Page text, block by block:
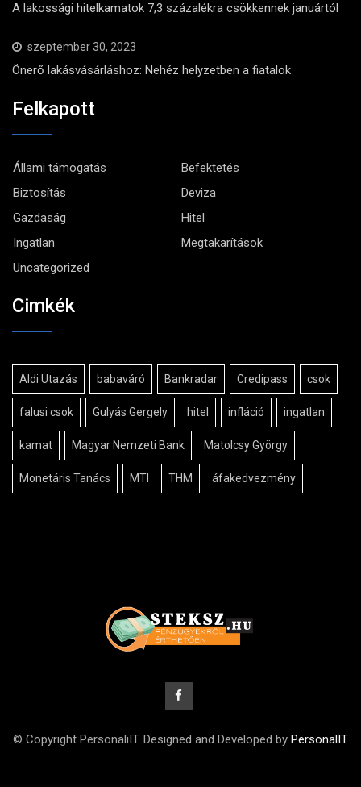
A lakossági hitelkamatok 7,3 százalékra csökkennek januártól
szeptember 30, 2023
Önerő lakásvásárláshoz: Nehéz helyzetben a fiatalok
Felkapott
Állami támogatás
Befektetés
Biztosítás
Deviza
Gazdaság
Hitel
Ingatlan
Megtakarítások
Uncategorized
Cimkék
Aldi Utazás babaváró Bankradar Credipass csok
falusi csok Gulyás Gergely hitel infláció ingatlan
kamat Magyar Nemzeti Bank Matolcsy György
Monetáris Tanács MTI THM áfakedvezmény
© Copyright PersonaliIT. Designed and Developed by PersonalIT